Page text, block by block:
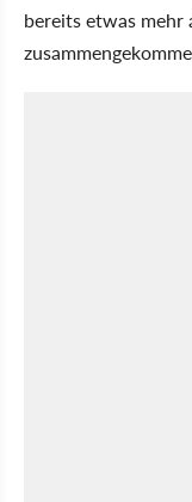
bereits etwas mehr